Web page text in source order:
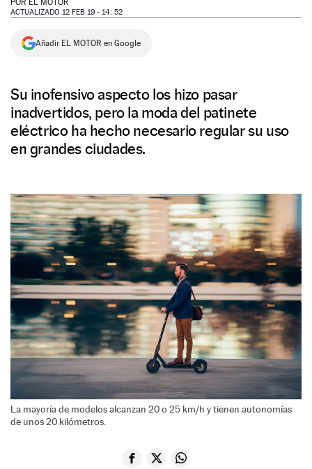
NEWSLETTER
POR EL MOTOR
ACTUALIZADO 12 FEB 19 - 14: 52
Añadir EL MOTOR en Google
Su inofensivo aspecto los hizo pasar
inadvertidos, pero la moda del patinete
eléctrico ha hecho necesario regular su uso
en grandes ciudades.
La mayoría de modelos alcanzan 20 o 25 km/h y tienen autonomías
de unos 20 kilómetros.